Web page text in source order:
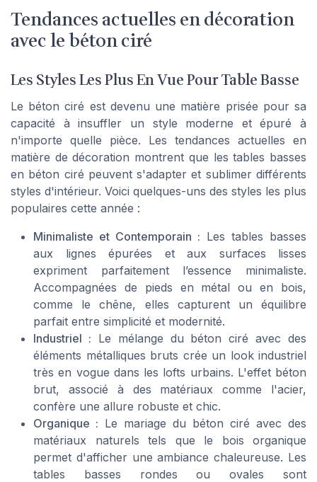
Tendances actuelles en décoration
avec le béton ciré
Les Styles Les Plus En Vue Pour Table Basse
Le béton ciré est devenu une matière prisée pour sa
capacité à insuffler un style moderne et épuré à
n'importe quelle pièce. Les tendances actuelles en
matière de décoration montrent que les tables basses
en béton ciré peuvent s'adapter et sublimer différents
styles d'intérieur. Voici quelques-uns des styles les plus
populaires cette année :
Minimaliste et Contemporain : Les tables basses
aux lignes épurées et aux surfaces lisses
expriment parfaitement l’essence minimaliste.
Accompagnées de pieds en métal ou en bois,
comme le chêne, elles capturent un équilibre
parfait entre simplicité et modernité.
Industriel : Le mélange du béton ciré avec des
éléments métalliques bruts crée un look industriel
très en vogue dans les lofts urbains. L'effet béton
brut, associé à des matériaux comme l'acier,
confère une allure robuste et chic.
Organique : Le mariage du béton ciré avec des
matériaux naturels tels que le bois organique
permet d'afficher une ambiance chaleureuse. Les
tables basses rondes ou ovales sont